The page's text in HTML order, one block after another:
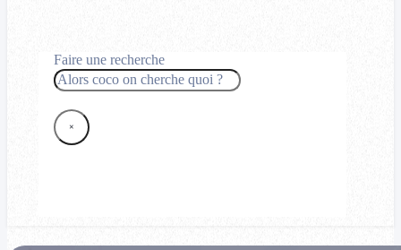
Faire une recherche
Rechercher
×